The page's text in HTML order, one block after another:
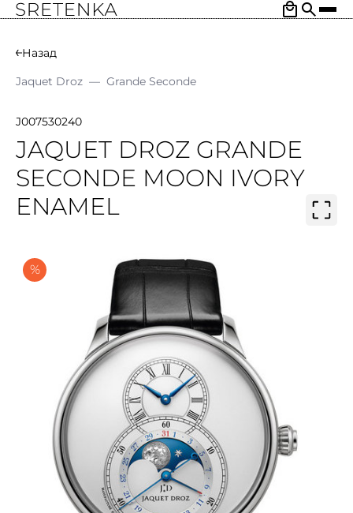
Назад
Jaquet Droz — Grande Seconde
J007530240
JAQUET DROZ GRANDE
SECONDE MOON IVORY
ENAMEL
%